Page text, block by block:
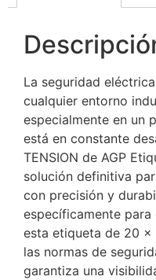
La seguridad
cualquier entorno
especialmente en un
está en constante
TENSION de AGP
solución definitiva
con precisión y
específicamente
esta etiqueta de 20
las normas de
garantiza una